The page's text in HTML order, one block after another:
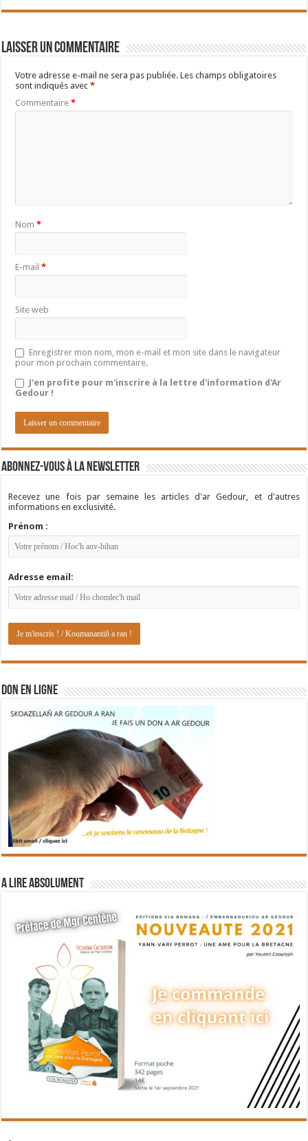
Laisser un commentaire
Votre adresse e-mail ne sera pas publiée. Les champs obligatoires
sont indiqués avec*
Commentaire*
Nom*
E-mail*
Site web
Enregistrer mon nom, mon e-mail et mon site dans le navigateur
pour mon prochain commentaire.
J'en profite pour m'inscrire à la lettre d'information d'Ar
Gedour !
Abonnez-vous à la newsletter
Recevez une fois par semaine les articles d'ar Gedour, et d'autres
informations en exclusivité.
Prénom :
Adresse email:
DON EN LIGNE
A lire absolument